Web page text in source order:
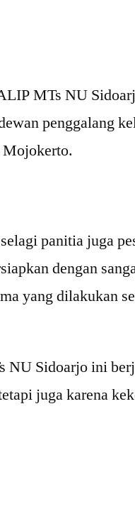
MTs NU
penggalang
panitia juga
dengan
yang dilakukan
Sidoarjo ini
juga karena